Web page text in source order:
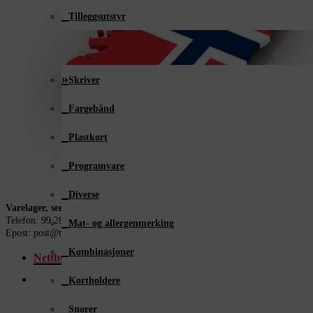
Varelager, service og support i Norge
Telefon: 99 28 58 18
Epost: post@taelektronikk.no
Nettbutikk
Tilleggsutstyr
Plastkortutstyr
Skriver
Fargebånd
Plastkort
Programvare
Diverse
Mat- og allergenmerking
Kombinasjoner
Kortholdere
Snorer